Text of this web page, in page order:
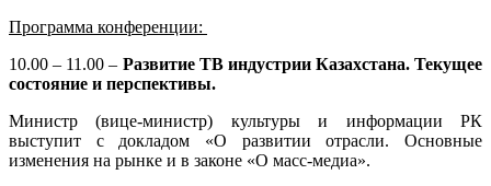
Программа конференции:
10.00 – 11.00 – Развитие ТВ индустрии Казахстана. Текущее
состояние и перспективы.
Министр (вице-министр) культуры и информации РК
выступит с докладом «О развитии отрасли. Основные
изменения на рынке и в законе «О масс-медиа».